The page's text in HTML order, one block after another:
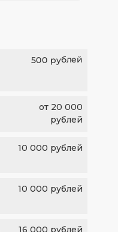
500 рублей
от 20 000
рублей
10 000 рублей
10 000 рублей
16 000 рублей